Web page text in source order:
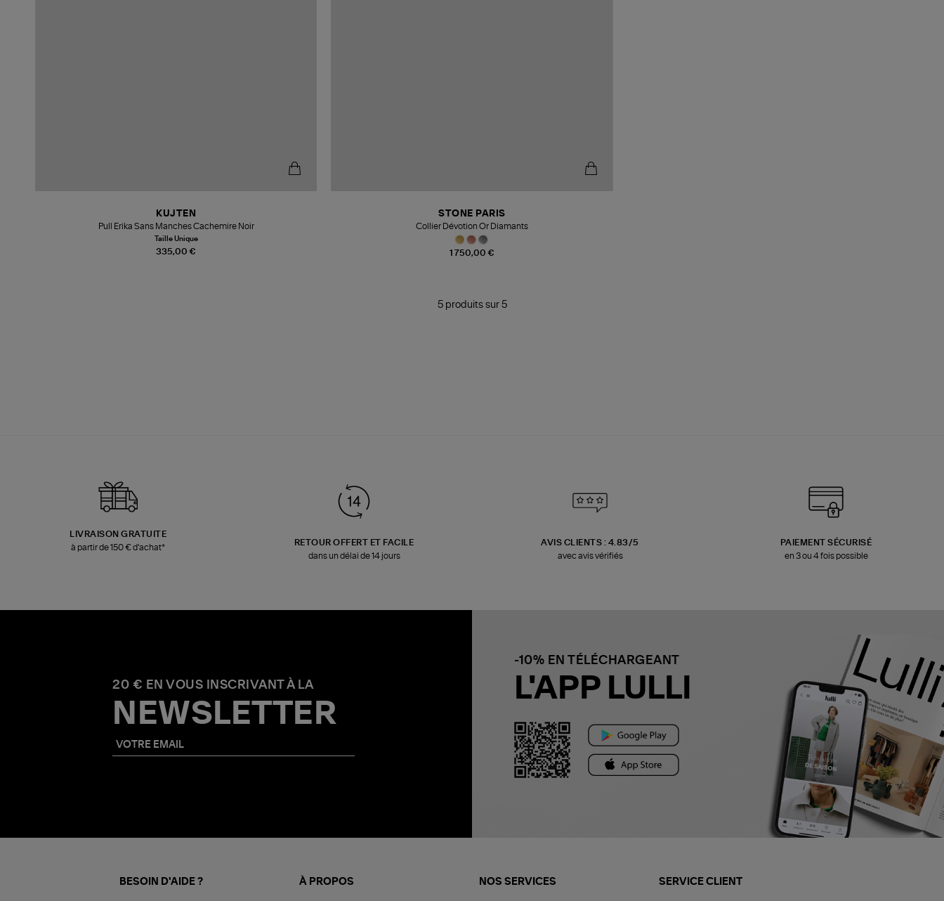
335,00 €
KUJTEN
Pull Erika Sans Manches Cachemire Noir
Taille Unique
1 750,00 €
STONE PARIS
Collier Dévotion Or Diamants
5 produits sur 5
LIVRAISON GRATUITE
à partir de 150 € d'achat*
RETOUR OFFERT ET FACILE
dans un délai de 14 jours
AVIS CLIENTS : 4.83/5
avec avis vérifiés
PAIEMENT SÉCURISÉ
en 3 ou 4 fois possible
20 € EN VOUS INSCRIVANT À LA
NEWSLETTER
-10% EN TÉLÉCHARGEANT
L'APP LULLI
BESOIN D'AIDE ? À PROPOS NOS SERVICES SERVICE CLIENT